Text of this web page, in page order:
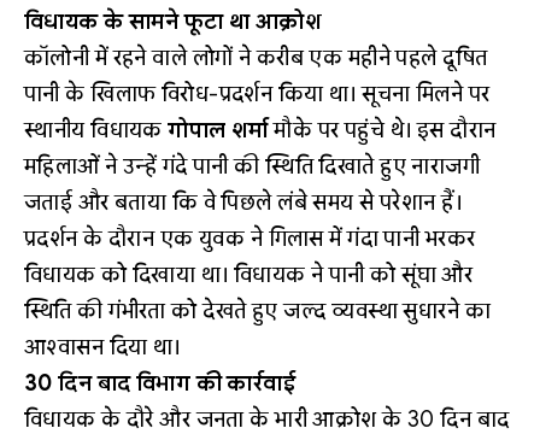
विधायक के सामने फूटा था आक्रोश
कॉलोनी में रहने वाले लोगों ने करीब एक महीने पहले दूषित
पानी के खिलाफ विरोध-प्रदर्शन किया था। सूचना मिलने पर
स्थानीय विधायकगोपाल शर्मामौके पर पहुंचे थे। इस दौरान
महिलाओं ने उन्हें गंदे पानी की स्थिति दिखाते हुए नाराजगी
जताई और बताया कि वे पिछले लंबे समय से परेशान हैं।
प्रदर्शन के दौरान एक युवक ने गिलास में गंदा पानी भरकर
विधायक को दिखाया था। विधायक ने पानी को सूंघा और
स्थिति की गंभीरता को देखते हुए जल्द व्यवस्था सुधारने का
आश्वासन दिया था।
30 दिन बाद विभाग की कार्रवाई
विधायक के दौरे और जनता के भारी आक्रोश के 30 दिन बाद